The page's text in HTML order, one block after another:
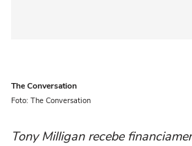
The Conversation
Foto: The Conversation
Tony Milligan recebe